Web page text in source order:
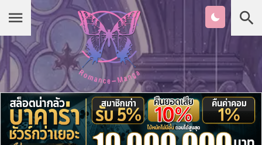
หน้าแรก
หมวดมังงะ
รายชื่อมังงะ Romance
Chapter
List
1
ตอน
ที่
น
2
ตอน
ที่